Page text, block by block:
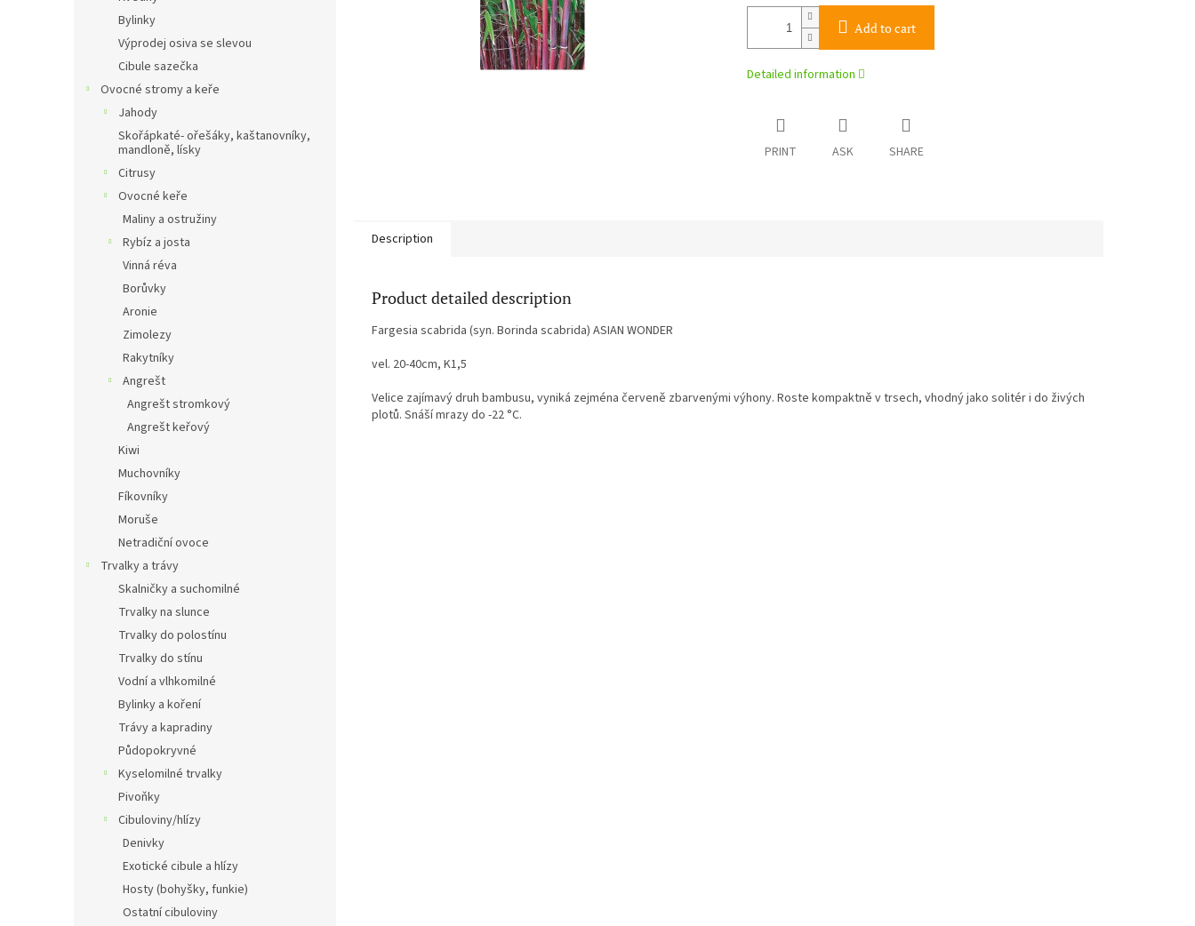
Bylinky
Výprodej osiva se slevou
Cibule sazečka
Ovocné stromy a keře
Jahody
Skořápkaté- ořešáky, kaštanovníky,
mandloně, lísky
Citrusy
Ovocné keře
Maliny a ostružiny
Rybíz a josta
Vinná réva
Borůvky
Aronie
Zimolezy
Rakytníky
Angrešt
Angrešt stromkový
Angrešt keřový
Kiwi
Muchovníky
Fíkovníky
Moruše
Netradiční ovoce
Trvalky a trávy
Skalničky a suchomilné
Trvalky na slunce
Trvalky do polostínu
Trvalky do stínu
Vodní a vlhkomilné
Bylinky a koření
Trávy a kapradiny
Půdopokryvné
Kyselomilné trvalky
Pivoňky
Cibuloviny/hlízy
Denivky
Exotické cibule a hlízy
Hosty (bohyšky, funkie)
Ostatní cibuloviny
Add to cart
Detailed information
PRINT ASK SHARE
Description
Product detailed description
Fargesia scabrida (syn. Borinda scabrida) ASIAN WONDER
vel. 20-40cm, K1,5
Velice zajímavý druh bambusu, vyniká zejména červeně zbarvenými výhony. Roste kompaktně v trsech, vhodný jako solitér i do živých
plotů. Snáší mrazy do -22 °C.